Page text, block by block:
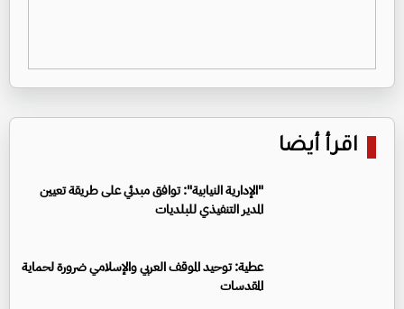
اقرأ أيضا
"الإدارية النيابية": توافق مبدئي على طريقة تعيين
المدير التنفيذي للبلديات
عطية: توحيد الموقف العربي والإسلامي ضرورة لحماية
المقدسات